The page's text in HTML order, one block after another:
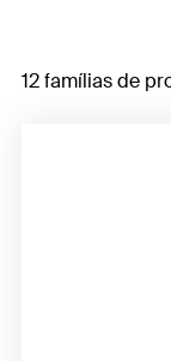
Parafuso para
12 famílias de